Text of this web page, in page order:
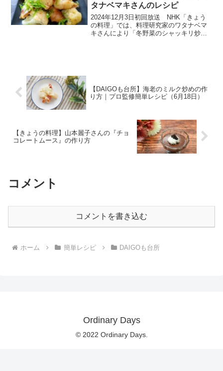
タナベマキさんのレシピ
2024年12月3日初回放送 NHK「きょう
の料理」では、料理研究家のワタナベマ
キさんにより「冬野菜のシャッキリ炒め
【DAIGOも台所】海老のミルク炒めの作
り方｜プロ監修簡単レシピ（6月18日）
【きょうの料理】山本麗子さんの『チョ
コレートムース』の作り方
コメント
コメントを書き込む
ホーム 簡単レシピ DAIGOも台所
Ordinary Days
© 2022 Ordinary Days.